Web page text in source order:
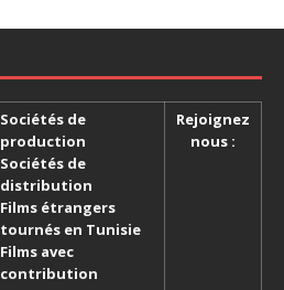
Sociétés de
production
Sociétés de
distribution
Films étrangers
tournés en Tunisie
Films avec
contribution
Rejoignez
nous :